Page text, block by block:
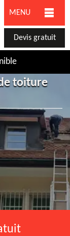
MENU
Devis gratuit
toiture